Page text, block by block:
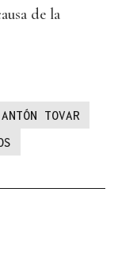
de la
ANTÓN TOVAR